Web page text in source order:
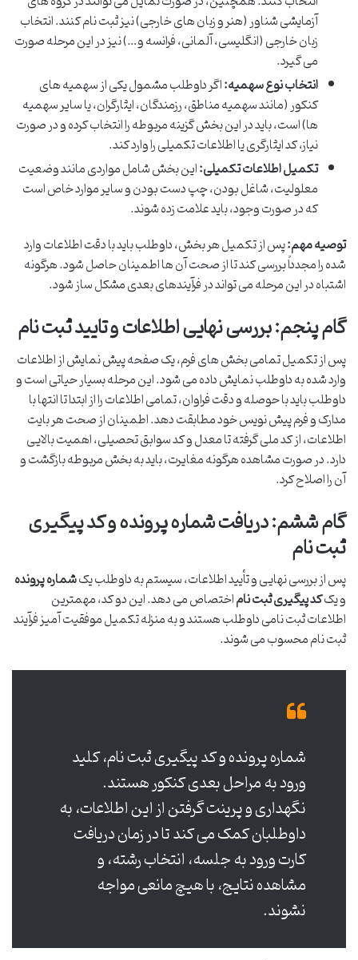
آزمایشی شناور (هنر و زبان های خارجی) نیز ثبت نام کنند. انتخاب
زبان خارجی (انگلیسی، آلمانی، فرانسه و…) نیز در این مرحله صورت
می گیرد.
انتخاب نوع سهمیه:اگر داوطلب مشمول یکی از سهمیه های
کنکور (مانند سهمیه مناطق، رزمندگان، ایثارگران، یا سایر سهمیه
ها) است، باید در این بخش گزینه مربوطه را انتخاب کرده و در صورت
نیاز، کد ایثارگری یا اطلاعات تکمیلی را وارد کند.
تکمیل اطلاعات تکمیلی:این بخش شامل مواردی مانند وضعیت
معلولیت، شاغل بودن، چپ دست بودن و سایر موارد خاص است
که در صورت وجود، باید علامت زده شوند.
توصیه مهم:پس از تکمیل هر بخش، داوطلب باید با دقت اطلاعات وارد
شده را مجدداً بررسی کند تا از صحت آن ها اطمینان حاصل شود. هرگونه
اشتباه در این مرحله می تواند در فرآیندهای بعدی مشکل ساز شود.
گام پنجم: بررسی نهایی اطلاعات و تایید ثبت نام
پس از تکمیل تمامی بخش های فرم، یک صفحه پیش نمایش از اطلاعات
وارد شده به داوطلب نمایش داده می شود. این مرحله بسیار حیاتی است و
داوطلب باید با حوصله و دقت فراوان، تمامی اطلاعات را از ابتدا تا انتها با
مدارک و فرم پیش نویس خود مطابقت دهد. اطمینان از صحت هر بایت
اطلاعات، از کد ملی گرفته تا معدل و کد سوابق تحصیلی، اهمیت بالایی
دارد. در صورت مشاهده هرگونه مغایرت، باید به بخش مربوطه بازگشت و
آن را اصلاح کرد.
گام ششم: دریافت شماره پرونده و کد پیگیری
ثبت نام
پس از بررسی نهایی و تأیید اطلاعات، سیستم به داوطلب یکشماره پرونده
و یککد پیگیری ثبت ناماختصاص می دهد. این دو کد، مهمترین
اطلاعات ثبت نامی داوطلب هستند و به منزله تکمیل موفقیت آمیز فرآیند
ثبت نام محسوب می شوند.
شماره پرونده و کد پیگیری ثبت نام، کلید
ورود به مراحل بعدی کنکور هستند.
نگهداری و پرینت گرفتن از این اطلاعات، به
داوطلبان کمک می کند تا در زمان دریافت
کارت ورود به جلسه، انتخاب رشته، و
مشاهده نتایج، با هیچ مانعی مواجه
نشوند.